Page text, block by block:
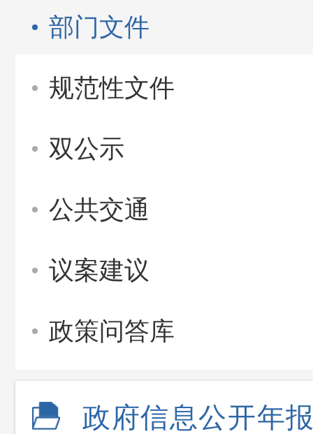
部门文件
规范性文件
双公示
公共交通
议案建议
政策问答库
政府信息公开年